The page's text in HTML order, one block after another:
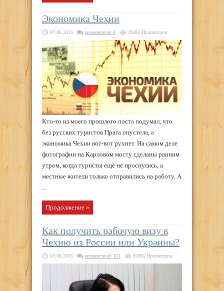
Экономика Чехии
07.06.2015 комментария 4 29692 Просмотров
Кто-то из моего прошлого поста подумал, что
без русских туристов Прага опустела, а
экономика Чехии вот-вот рухнет. На самом деле
фотографии на Карловом мосту сделаны ранним
утром, когда туристы ещё не проснулись, а
местные жители только отправились на работу. А
...
Продолжение »
Как получить рабочую визу в
Чехию из России или Украины?
03.06.2015 комментарий 101 85986 Просмотров